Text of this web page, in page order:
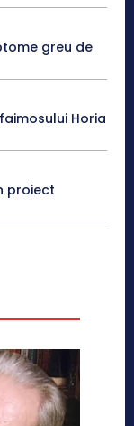
greu de
Horia
proiect